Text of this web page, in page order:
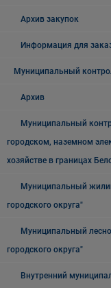
Архив закупок
Информация для
Муниципальный
Архив
Муниципальный
городском, наземном
хозяйстве в границах
Муниципальный
городского округа"
Муниципальный
городского округа"
Внутренний